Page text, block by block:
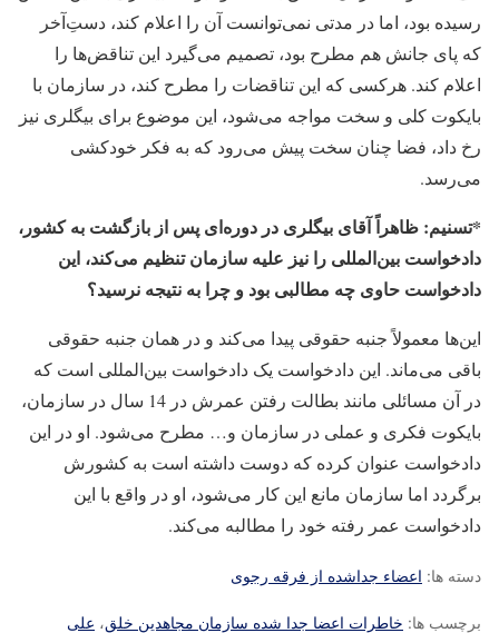
رسیده بود، اما در مدتی نمی‌توانست آن را اعلام کند، دستِ‌آخر
که پای جانش هم مطرح بود، تصمیم می‌گیرد این تناقض‌ها را
اعلام کند. هرکسی که این تناقضات را مطرح کند، در سازمان با
بایکوت کلی و سخت مواجه می‌شود، این موضوع برای بیگلری نیز
رخ داد، فضا چنان سخت پیش می‌رود که به فکر خودکشی
می‌رسد.
*تسنیم: ظاهراً آقای بیگلری در دوره‌ای پس از بازگشت به کشور،
دادخواست بین‌المللی را نیز علیه سازمان تنظیم می‌کند، این
دادخواست حاوی چه مطالبی بود و چرا به نتیجه نرسید؟
این‌ها معمولاً جنبه حقوقی پیدا می‌کند و در همان جنبه حقوقی
باقی می‌ماند. این دادخواست یک دادخواست بین‌المللی است که
در آن مسائلی مانند بطالت رفتن عمرش در 14 سال در سازمان،
بایکوت فکری و عملی در سازمان و… مطرح می‌شود. او در این
دادخواست عنوان کرده که دوست داشته است به کشورش
برگردد اما سازمان مانع این کار می‌شود، او در واقع با این
دادخواست عمر رفته خود را مطالبه می‌کند.
دسته ها: اعضاء جداشده از فرقه رجوی
برچسب ها: خاطرات اعضا جدا شده سازمان مجاهدین خلق، علی